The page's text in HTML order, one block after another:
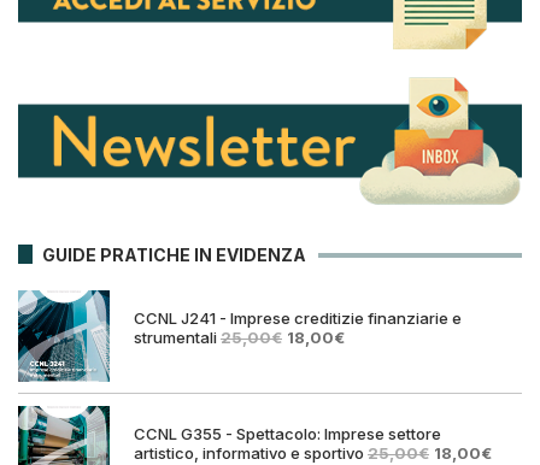
GUIDE PRATICHE IN EVIDENZA
CCNL J241 - Imprese creditizie finanziarie e
strumentali25,00€ Il
era:
18,00€Il
è:
CCNL G355 - Spettacolo: Imprese settore
artistico, informativo e sportivo 25,00€ Il18,00€Il